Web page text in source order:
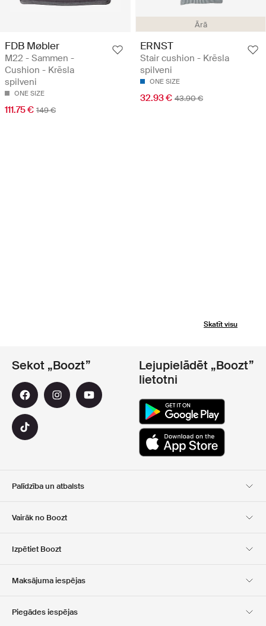
FDB Møbler
M22 - Sammen -
Cushion - Krēsla
spilveni
ONE SIZE
111.75 € 149 €
Ārā
ERNST
Stair cushion - Krēsla
spilveni
ONE SIZE
32.93 € 43.90 €
Skatīt visu
Palīdzība un atbalsts
Vairāk no Boozt
Club Boozt
Izpētiet Boozt
Preses un balvas
Sekot „Boozt”
Lejupielādēt „Boozt”
lietotni
Maksājuma iespējas
Piegādes iespējas